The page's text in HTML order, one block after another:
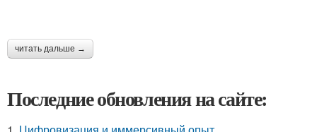
читать дальше →
Последние обновления на сайте: